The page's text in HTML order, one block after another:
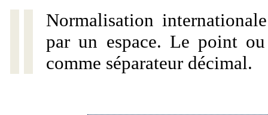
Normalisation
par un espace. Le point
comme séparateur décimal.